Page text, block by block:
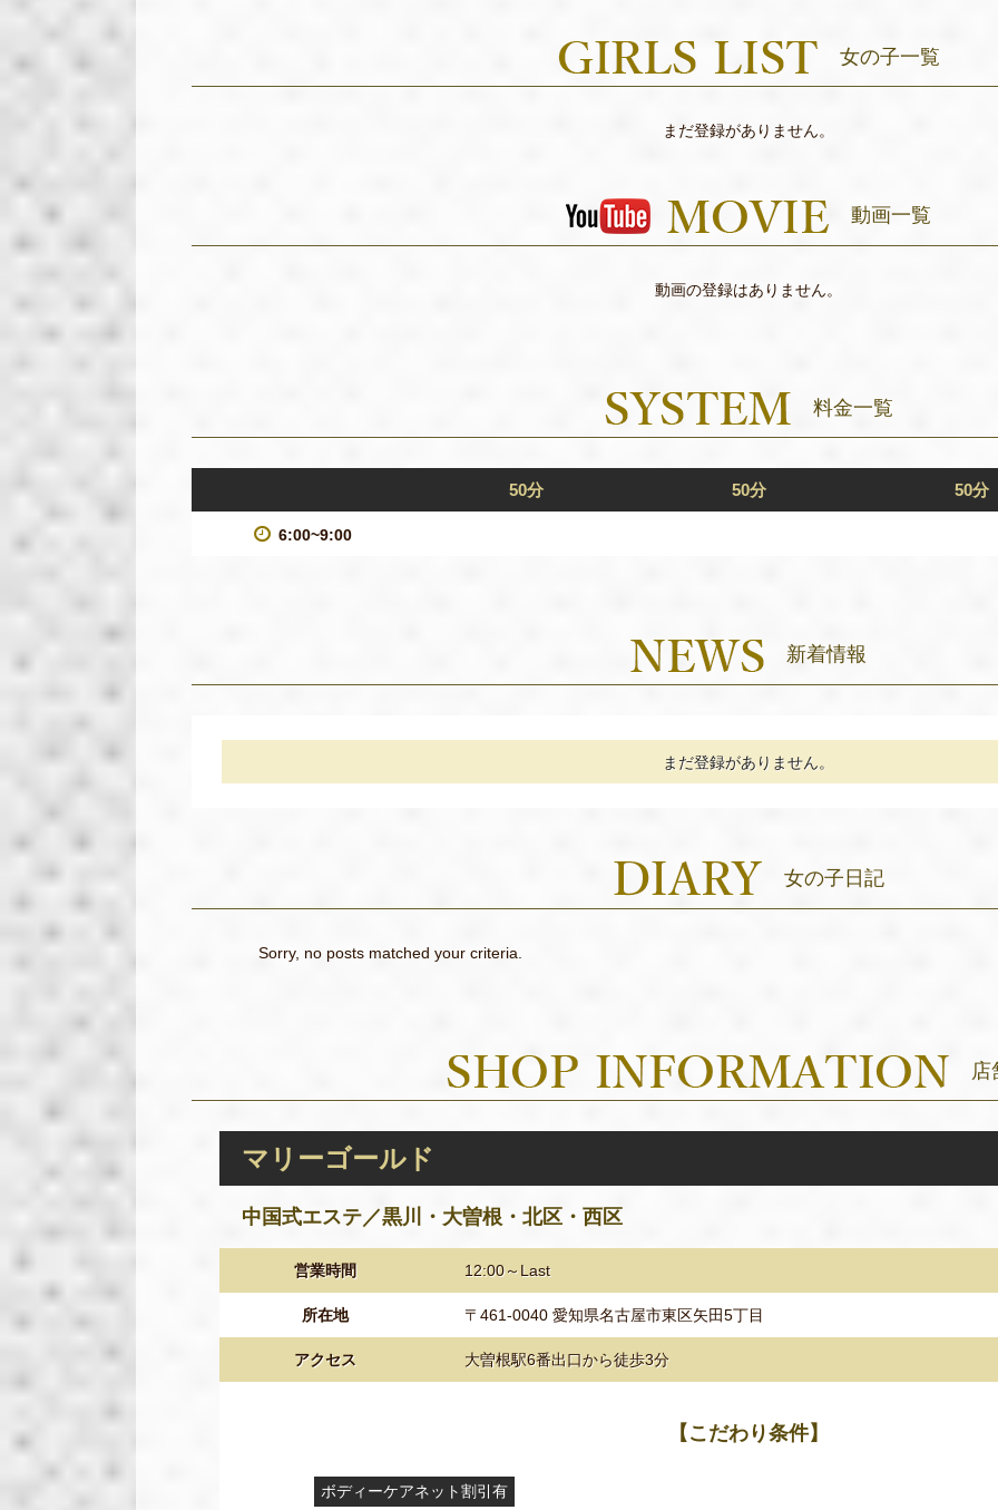
女の子一覧
まだ登録がありません。
動画一覧
動画の登録はありません。
料金一覧
50分 50分 50分
6:00~9:00
新着情報
まだ登録がありません。
女の子日記
Sorry, no posts matched your criteria.
店
マリーゴールド
中国式エステ／黒川・大曽根・北区・西区
営業時間 12:00～Last
所在地 〒461-0040 愛知県名古屋市東区矢田5丁目
アクセス 大曽根駅6番出口から徒歩3分
【こだわり条件】
ボディーケアネット割引有